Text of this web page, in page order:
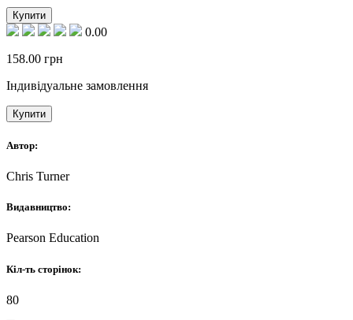
Купити
0.00
158.00 грн
Індивідуальне замовлення
Купити
Автор:
Chris Turner
Видавництво:
Pearson Education
Кіл-ть сторінок:
80